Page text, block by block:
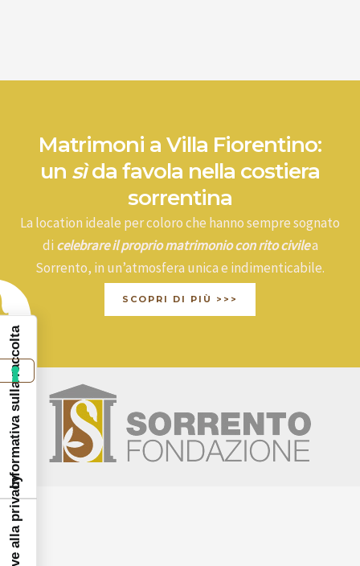
Matrimoni a Villa Fiorentino:
un sìda favola nella costiera
sorrentina
La location ideale per coloro che hanno sempre sognato
di celebrare il proprio matrimonio con rito civilea
Sorrento, in un’atmosfera unica e indimenticabile.
SCOPRI DI PIÙ >>>
Informativa sulla raccolta